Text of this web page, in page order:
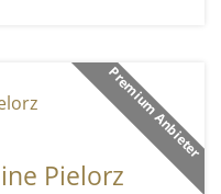
Premium Anbieter
Pielorz